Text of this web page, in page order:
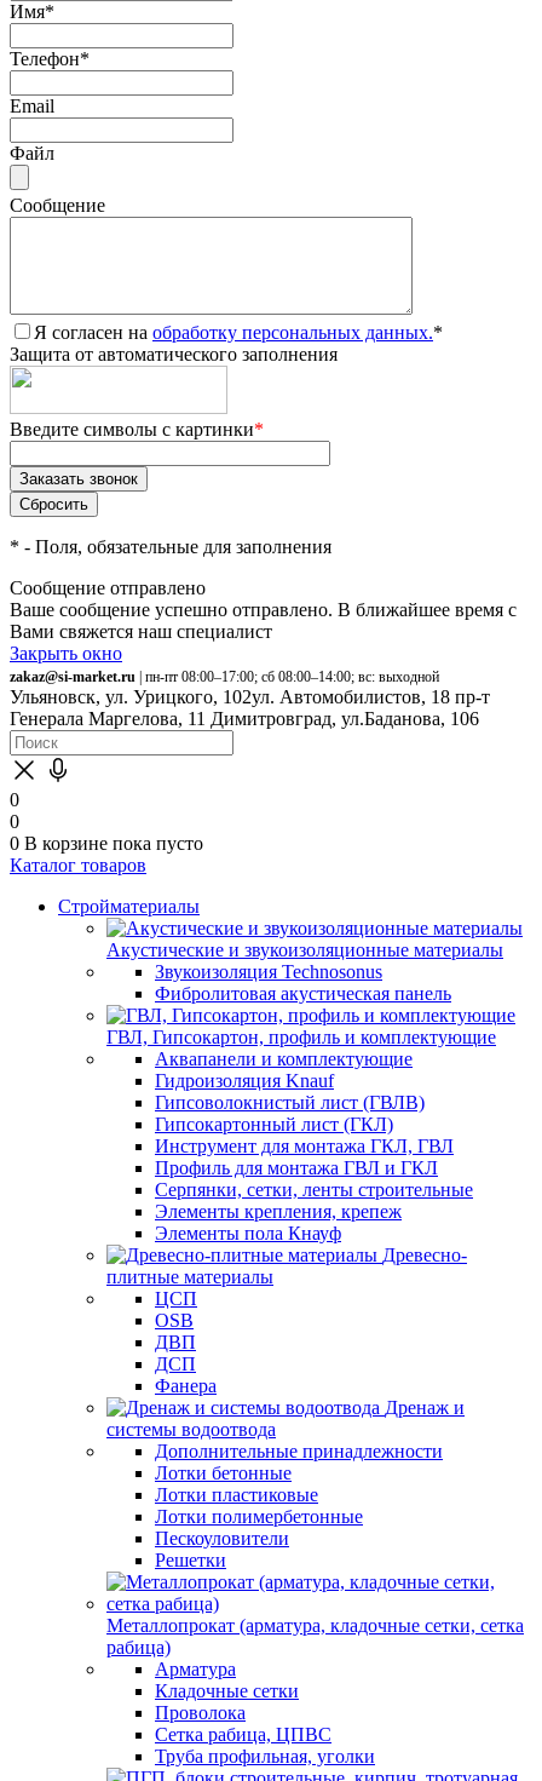
Имя*
Телефон*
Email
Файл
Сообщение
Я согласен на обработку персональных данных.*
Защита от автоматического заполнения
Введите символы с картинки*
* - Поля, обязательные для заполнения
Сообщение отправлено
Ваше сообщение успешно отправлено. В ближайшее время с
Вами свяжется наш специалист
Закрыть окно
zakaz@si-market.ru | пн-пт 08:00–17:00; сб 08:00–14:00; вс: выходной
Ульяновск, ул. Урицкого, 102ул. Автомобилистов, 18 пр-т
Генерала Маргелова, 11 Димитровград, ул.Баданова, 106
0
0
0 В корзине пока пусто
Каталог товаров
Стройматериалы
Акустические и звукоизоляционные материалы
Звукоизоляция Technosonus
Фибролитовая акустическая панель
ГВЛ, Гипсокартон, профиль и комплектующие
Аквапанели и комплектующие
Гидроизоляция Knauf
Гипсоволокнистый лист (ГВЛВ)
Гипсокартонный лист (ГКЛ)
Инструмент для монтажа ГКЛ, ГВЛ
Профиль для монтажа ГВЛ и ГКЛ
Серпянки, сетки, ленты строительные
Элементы крепления, крепеж
Элементы пола Кнауф
Древесно-
плитные материалы
ЦСП
OSB
ДВП
ДСП
Фанера
Дренаж и
системы водоотвода
Дополнительные принадлежности
Лотки бетонные
Лотки пластиковые
Лотки полимербетонные
Пескоуловители
Решетки
Металлопрокат (арматура, кладочные сетки, сетка
рабица)
Арматура
Кладочные сетки
Проволока
Сетка рабица, ЦПВС
Труба профильная, уголки